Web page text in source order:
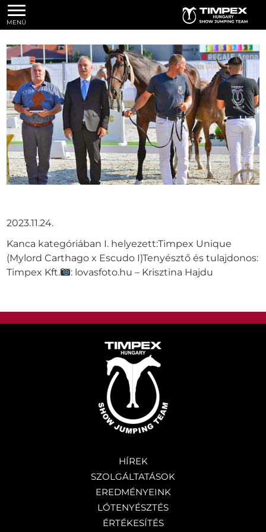
MENÜ
2023.11.24.
Kanca kategóriában I. helyezett:Timpex Unique
(Mylord Carthago x Escudo I)Tenyésztő és tulajdonos:
Timpex Kft.
: lovasfoto.hu – Krisztina Hajdu
HÍREK
SZOLGÁLTATÁSOK
EREDMÉNYEINK
LÓTENYÉSZTÉS
ÉRTÉKESÍTÉS